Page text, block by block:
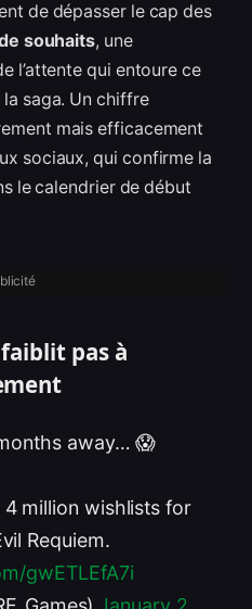
de dépasser le cap des
souhaits, une
l’attente qui entoure ce
saga. Un chiffre
mais efficacement
sociaux, qui confirme la
le calendrier de début
pas à
away… 😱
million wishlists for
Requiem.
gwETLEfA7i